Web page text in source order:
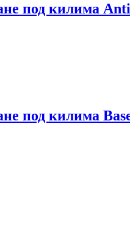
под килима
под килима